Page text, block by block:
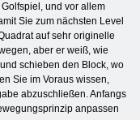
und vor allem
Sie zum nächsten Level
auf sehr originelle
aber er weiß, wie
schieben den Block, wo
Sie im Voraus wissen,
abzuschließen. Anfangs
anpassen